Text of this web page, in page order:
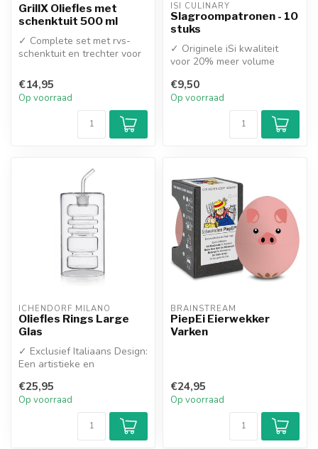
GrillX Oliefles met
schenktuit 500 ml
✓ Complete set met rvs-
schenktuit en trechter voor
✓ Luxe glaz...
€14,95
Op voorraad
ISI CULINARY
Slagroompatronen - 10
stuks
✓ Originele iSi kwaliteit
voor 20% meer volume
een c...
€9,50
Op voorraad
ICHENDORF MILANO
Oliefles Rings Large
Glas
✓ Exclusief Italiaans Design:
Een artistieke en
elke ...
€25,95
Op voorraad
BRAINSTREAM
PiepEi Eierwekker
Varken
€24,95
Op voorraad